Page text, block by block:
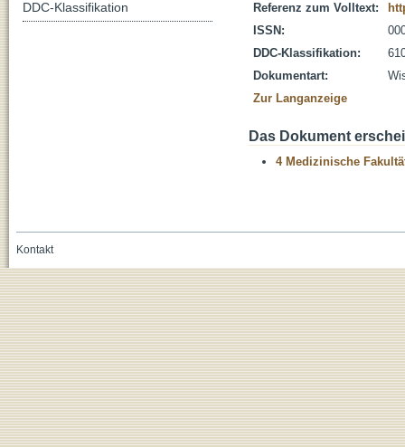
Referenz zum Volltext:
ISSN:
DDC-Klassifikation:
Dokumentart:
Zur Langanzeige
Das Dokument
4 Medizinische
DDC-Klassifikation
Kontakt